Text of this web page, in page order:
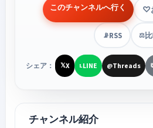
このチャンネルへ行く
📡RSS ⚖️
シェア： 𝕏X LLINE @Threads
チャンネル紹介